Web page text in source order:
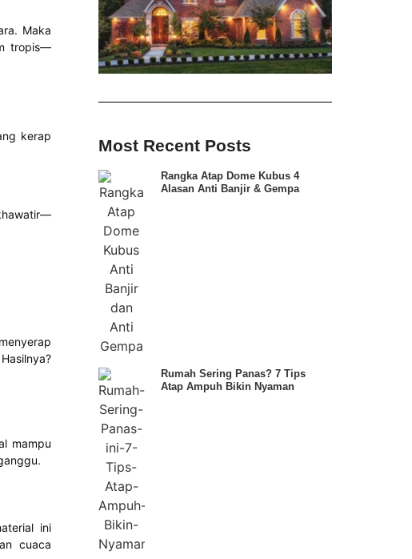
Maka
tropis—
kerap
mampu
ini
cuaca
Most Recent Posts
Rangka Atap Dome Kubus 4
Alasan Anti Banjir & Gempa
Rumah Sering Panas? 7 Tips
Atap Ampuh Bikin Nyaman